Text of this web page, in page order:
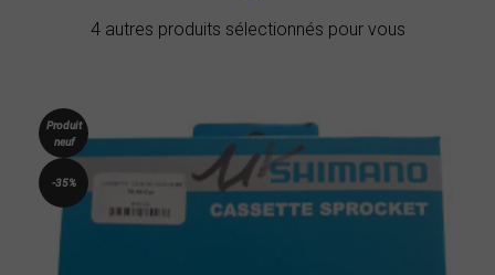
4 autres produits sélectionnés pour vous
Produit
neuf
-35%